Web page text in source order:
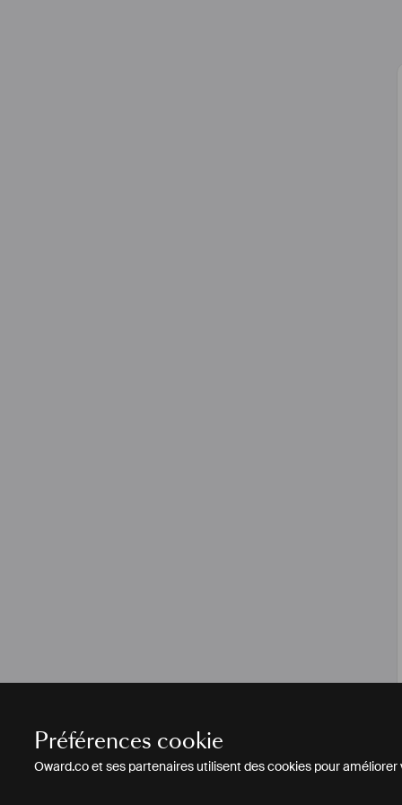
Préférences cookie
Oward.co et ses partenaires utilisent des cookies pour